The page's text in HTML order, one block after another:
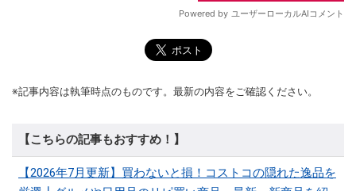
※記事内容は執筆時点のものです。最新の内容をご確認ください。
【こちらの記事もおすすめ！】
【2026年7月更新】買わないと損！コストコの隠れた逸品を